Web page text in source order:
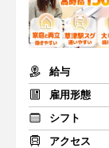
給与
雇用形態
シフト
アクセス